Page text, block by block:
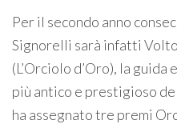
Per il secondo anno
Signorelli sarà infatti
(L’Orciolo d’Oro), la
più antico e prestigioso
ha assegnato tre premi